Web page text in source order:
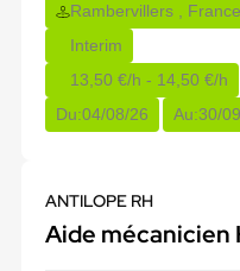
Rambervillers , France
Interim
13,50 €/h - 14,50 €/h
Du:04/08/26 Au:30/
ANTILOPE RH
Aide mécanicien